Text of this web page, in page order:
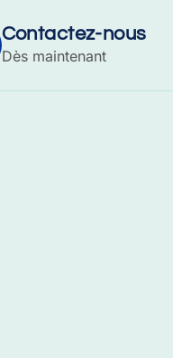
Contactez-nous
Dès maintenant